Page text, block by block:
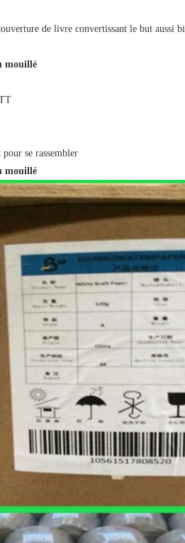
de livre convertissant le but aussi
mouillé
se rassembler
mouillé